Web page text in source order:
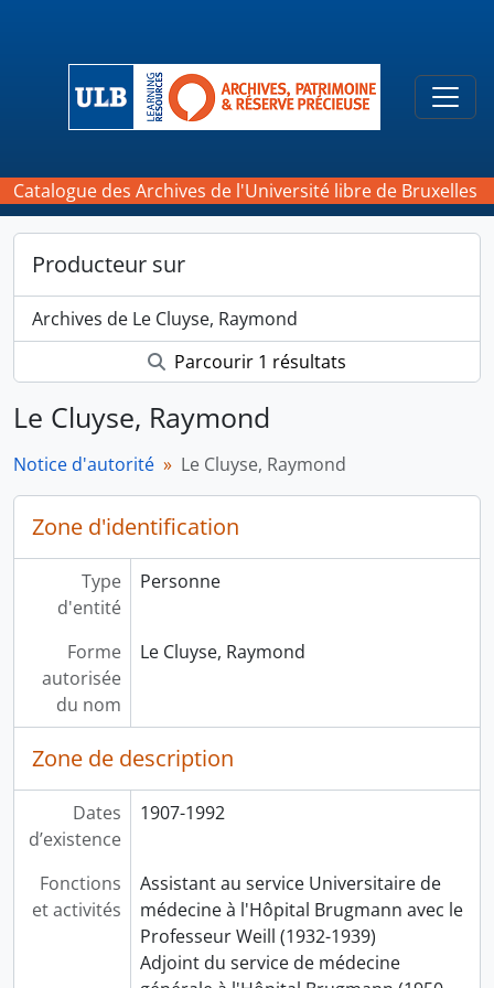
Catalogue des Archives de l'Université libre de Bruxelles
Producteur sur
Archives de Le Cluyse, Raymond
Parcourir 1 résultats
Le Cluyse, Raymond
Notice d'autorité Le Cluyse, Raymond
Zone d'identification
Type
d'entité
Personne
Forme
autorisée
du nom
Le Cluyse, Raymond
Zone de description
Dates
d’existence
1907-1992
Fonctions
et activités
Assistant au service Universitaire de
médecine à l'Hôpital Brugmann avec le
Professeur Weill (1932-1939)
Adjoint du service de médecine